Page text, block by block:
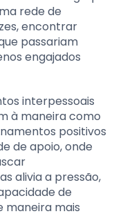
rede de
encontrar
passariam
engajados
interpessoais
à maneira como
positivos
de apoio, onde
alivia a pressão,
de
maneira mais